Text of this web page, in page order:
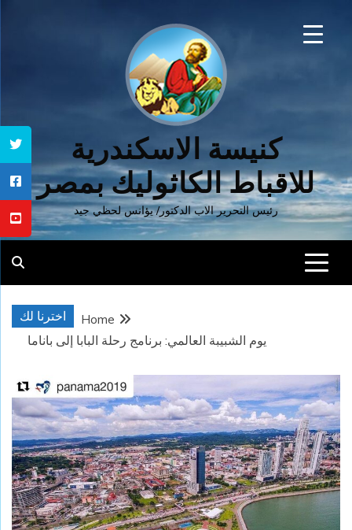
كنيسة الاسكندرية
للاقباط الكاثوليك بمصر
رئيس التحرير الاب الدكتور/ يؤانس لحظي جيد
اخترنا لك
Home
يوم الشبيبة العالمي: برنامج رحلة البابا إلى باناما